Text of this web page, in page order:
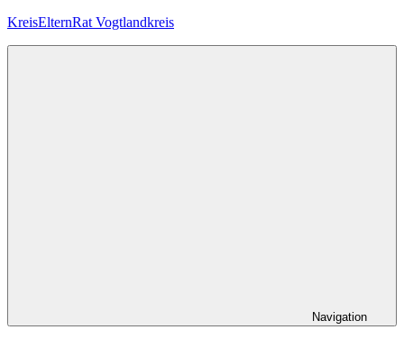
Zum
KreisElternRat Vogtlandkreis
Navigation